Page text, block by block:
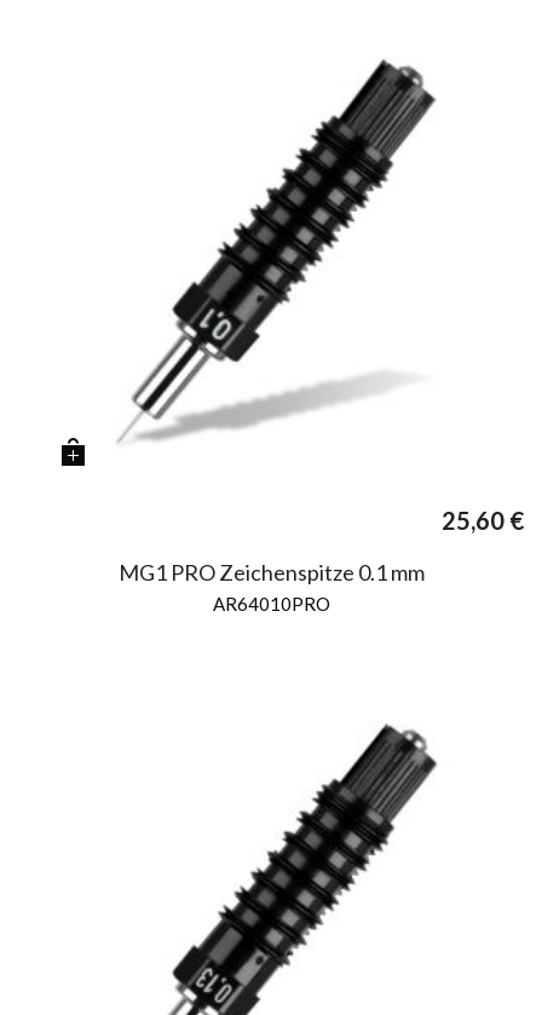
25,60 €
MG1 PRO Zeichenspitze 0.1 mm
AR64010PRO